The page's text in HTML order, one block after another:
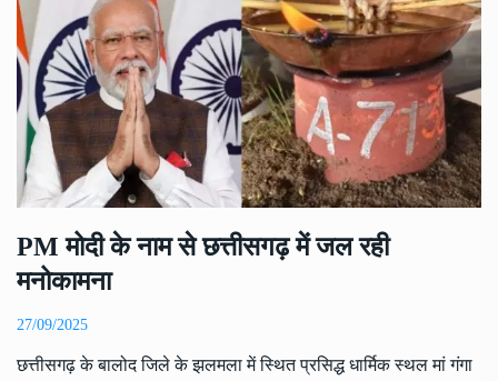
PM मोदी के नाम से छत्तीसगढ़ में जल रही
मनोकामना
27/09/2025
छत्तीसगढ़ के बालोद जिले के झलमला में स्थित प्रसिद्ध धार्मिक स्थल मां गंगा